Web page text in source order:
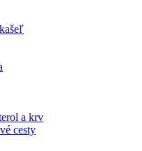
a krv
cesty